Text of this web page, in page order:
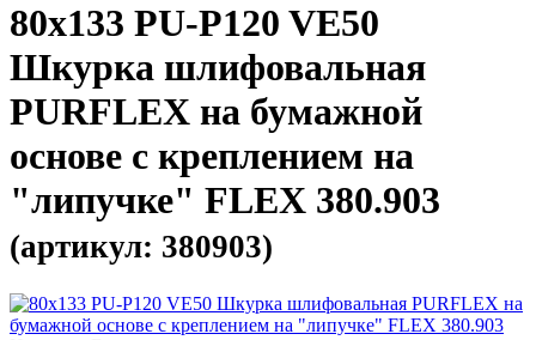
80x133 PU-P120 VE50
Шкурка шлифовальная
PURFLEX на бумажной
основе с креплением на
"липучке" FLEX 380.903
(артикул: 380903)